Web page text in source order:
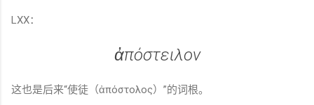
LXX：
ἀπόστειλον
这也是后来“使徒（ἀπόστολος）”的词根。